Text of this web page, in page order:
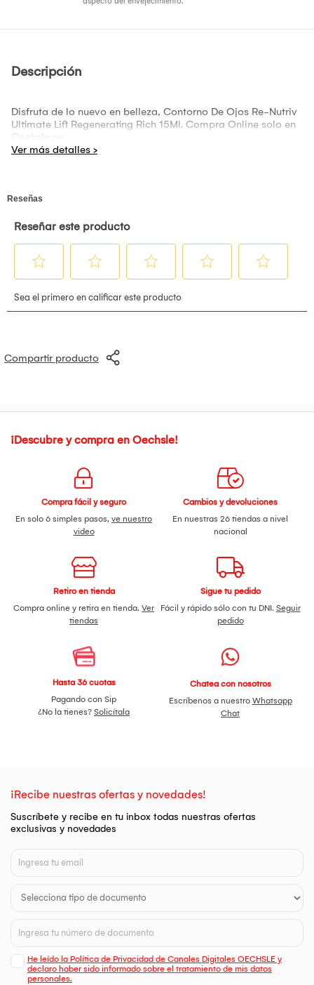
Descripción
Disfruta de lo nuevo en belleza, Contorno De Ojos Re-Nutriv
Ultimate Lift Regenerating Rich 15Ml. Compra Online solo en
Oechsle.pe
Compartir producto
¡Descubre y compra en Oechsle!
Compra fácil y seguro
En solo 6 simples pasos, ve nuestro
video
Cambios y devoluciones
En nuestras 26 tiendas a nivel
nacional
Retiro en tienda
Compra online y retira en tienda. Ver
tiendas
Sigue tu pedido
Fácil y rápido sólo con tu DNI. Seguir
pedido
Hasta 36 cuotas
Pagando con Sip
¿No la tienes? Solicítala
Chatea con nosotros
Escríbenos a nuestro Whatsapp
Chat
¡Recibe nuestras ofertas y novedades!
Suscríbete y recibe en tu inbox todas nuestras ofertas
exclusivas y novedades
He leído la Política de Privacidad de Canales Digitales OECHSLE y
declaro haber sido informado sobre el tratamiento de mis datos
personales.